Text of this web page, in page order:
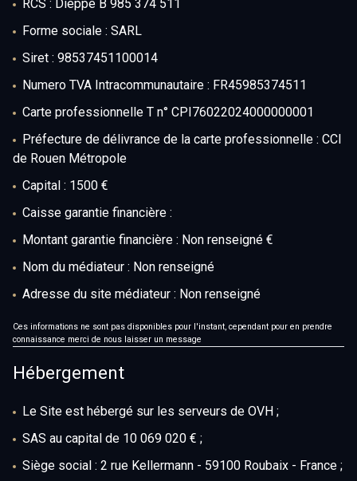
commerce
terrains
immeubles
de rapport
garages
et
parking
et
parking
RCS : Dieppe B 985 374 511
Forme sociale : SARL
Siret : 98537451100014
Numero TVA Intracommunautaire : FR45985374511
Carte professionnelle T n° CPI76022024000000001
Préfecture de délivrance de la carte professionnelle : CCI
de Rouen Métropole
Capital : 1500 €
Caisse garantie financière :
Montant garantie financière : Non renseigné €
Nom du médiateur : Non renseigné
Adresse du site médiateur : Non renseigné
Ces informations ne sont pas disponibles pour l'instant, cependant pour en prendre
connaissance merci de nous laisser un message
Hébergement
Le Site est hébergé sur les serveurs de OVH ;
SAS au capital de 10 069 020 € ;
Siège social : 2 rue Kellermann - 59100 Roubaix - France ;